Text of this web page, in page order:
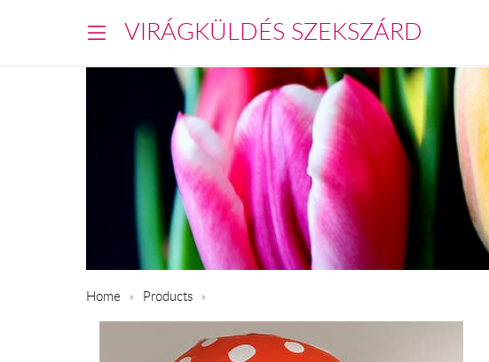
VIRÁGKÜLDÉS SZEKSZÁRD
Home Products